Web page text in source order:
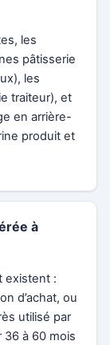
les
pâtisserie
les
traiteur), et
en arrière-
produit et
à
existent :
d’achat, ou
utilisé par
36 à 60 mois